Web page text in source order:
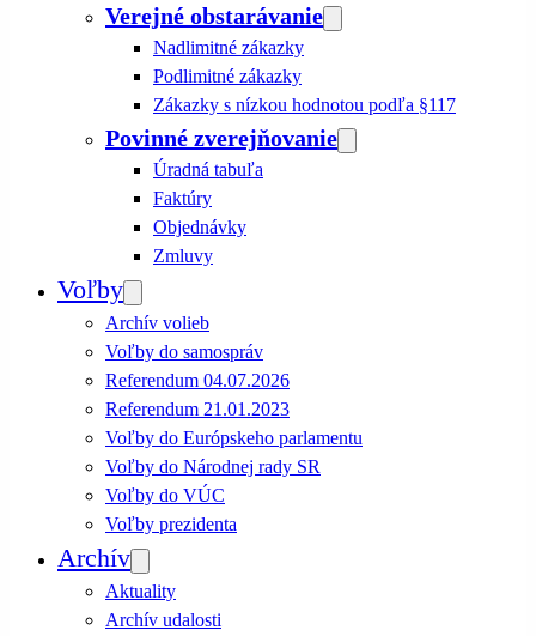
Verejné obstarávanie
Nadlimitné zákazky
Podlimitné zákazky
Zákazky s nízkou hodnotou podľa §117
Povinné zverejňovanie
Úradná tabuľa
Faktúry
Objednávky
Zmluvy
Voľby
Archív volieb
Voľby do samospráv
Referendum 04.07.2026
Referendum 21.01.2023
Voľby do Európskeho parlamentu
Voľby do Národnej rady SR
Voľby do VÚC
Voľby prezidenta
Archív
Aktuality
Archív udalosti